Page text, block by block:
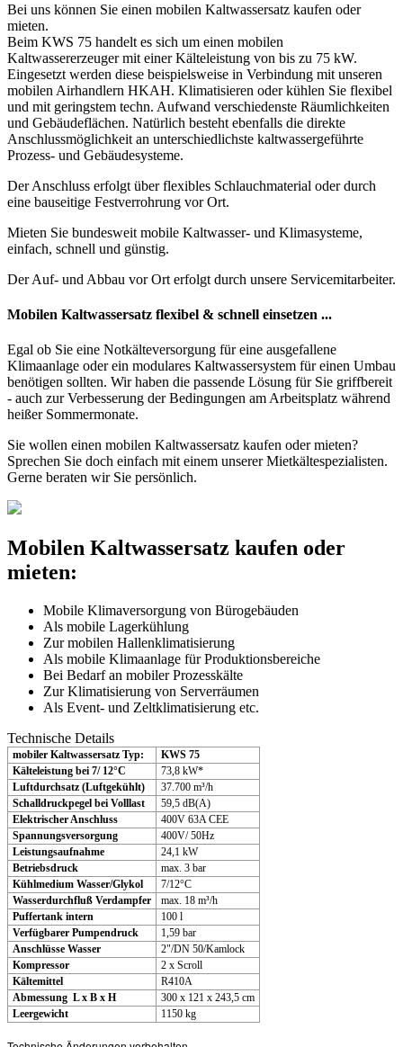
Bei uns können Sie einen mobilen Kaltwassersatz kaufen oder
mieten.
Beim KWS 75 handelt es sich um einen mobilen
Kaltwassererzeuger mit einer Kälteleistung von bis zu 75 kW.
Eingesetzt werden diese beispielsweise in Verbindung mit unseren
mobilen Airhandlern HKAH. Klimatisieren oder kühlen Sie flexibel
und mit geringstem techn. Aufwand verschiedenste Räumlichkeiten
und Gebäudeflächen. Natürlich besteht ebenfalls die direkte
Anschlussmöglichkeit an unterschiedlichste kaltwassergeführte
Prozess- und Gebäudesysteme.
Der Anschluss erfolgt über flexibles Schlauchmaterial oder durch
eine bauseitige Festverrohrung vor Ort.
Mieten Sie bundesweit mobile Kaltwasser- und Klimasysteme,
einfach, schnell und günstig.
Der Auf- und Abbau vor Ort erfolgt durch unsere Servicemitarbeiter.
Mobilen Kaltwassersatz flexibel & schnell einsetzen ...
Egal ob Sie eine Notkälteversorgung für eine ausgefallene
Klimaanlage oder ein modulares Kaltwassersystem für einen Umbau
benötigen sollten. Wir haben die passende Lösung für Sie griffbereit
- auch zur Verbesserung der Bedingungen am Arbeitsplatz während
heißer Sommermonate.
Sie wollen einen mobilen Kaltwassersatz kaufen oder mieten?
Sprechen Sie doch einfach mit einem unserer Mietkältespezialisten.
Gerne beraten wir Sie persönlich.
Mobilen Kaltwassersatz kaufen oder
mieten:
Mobile Klimaversorgung von Bürogebäuden
Als mobile Lagerkühlung
Zur mobilen Hallenklimatisierung
Als mobile Klimaanlage für Produktionsbereiche
Bei Bedarf an mobiler Prozesskälte
Zur Klimatisierung von Serverräumen
Als Event- und Zeltklimatisierung etc.
Technische Details
mobiler Kaltwassersatz Typ:
KWS 75
Kälteleistung bei 7/ 12°C
73,8 kW*
Luftdurchsatz (Luftgekühlt)
37.700 m³/h
Schalldruckpegel bei Volllast
59,5 dB(A)
Elektrischer Anschluss
400V 63A CEE
Spannungsversorgung
400V/ 50Hz
Leistungsaufnahme
24,1 kW
Betriebsdruck
max. 3 bar
Kühlmedium Wasser/Glykol
7/12°C
Wasserdurchfluß Verdampfer
max. 18 m³/h
Puffertank intern
100 l
Verfügbarer Pumpendruck
1,59 bar
Anschlüsse Wasser
2"/DN 50/Kamlock
Kompressor
2 x Scroll
Kältemittel
R410A
Abmessung L x B x H
300 x 121 x 243,5 cm
Leergewicht
1150 kg